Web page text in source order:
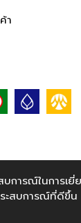
า
All Rights
บการณ์ในการเ
สบการณ์ที่ดีขึ้น